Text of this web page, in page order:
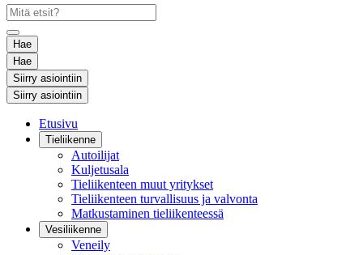
Hae
Hae
Siirry asiointiin
Siirry asiointiin
Etusivu
Tieliikenne
Autoilijat
Kuljetusala
Tieliikenteen muut yritykset
Tieliikenteen turvallisuus ja valvonta
Matkustaminen tieliikenteessä
Vesiliikenne
Veneily